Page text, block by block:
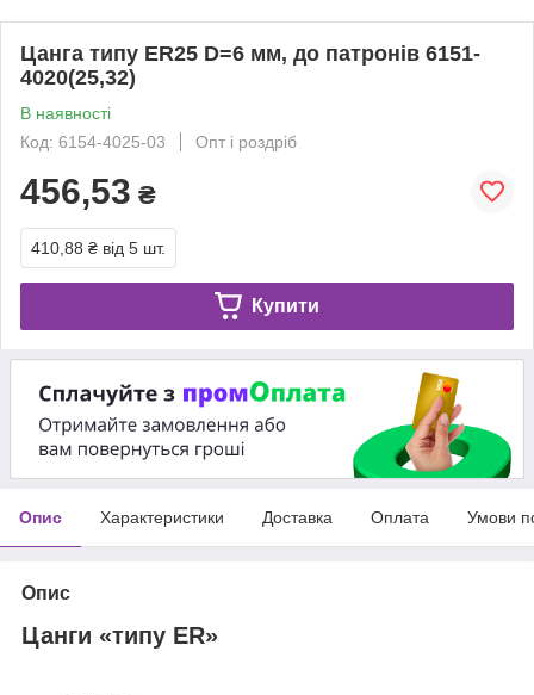
Цанга типу ER25 D=6 мм, до патронів 6151-
4020(25,32)
В наявності
Код: 6154-4025-03
Опт і роздріб
456,53 ₴
410,88 ₴ від 5 шт.
Купити
Опис Характеристики Доставка Оплата Умови
Опис
Цанги «типу ER»